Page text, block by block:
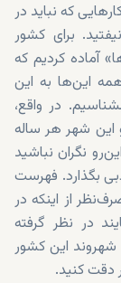
که نباید در
برای کشور
آماده کردیم که
این‌ها به این
در واقع،
شهر هر ساله
نگران نباشید
بگذارد. فهرست
از اینکه در
در نظر گرفته
شهروند این کشور
دقت کنید.